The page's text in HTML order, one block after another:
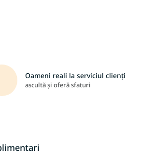
Oameni reali la serviciul clienți
ascultă și oferă sfaturi